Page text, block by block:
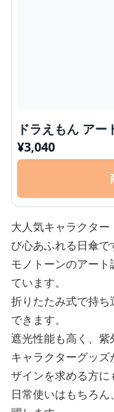
ドラえもん ア
¥3,040
大人気キャラクタ
び心あふれる日傘で
モノトーンのアー
ています。
折りたたみ式で持
できます。
遮光性能も高く、紫
キャラクターグッ
ザインを求める方に
日常使いはもちろ